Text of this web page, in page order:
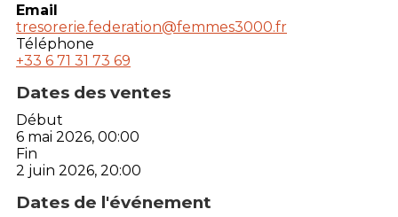
Email
tresorerie.federation@femmes3000.fr
Téléphone
+33 6 71 31 73 69
Dates des ventes
Début
6 mai 2026, 00:00
Fin
2 juin 2026, 20:00
Dates de l'événement